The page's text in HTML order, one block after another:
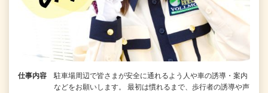
仕事内容
駐車場周辺で皆さまが安全に通れるよう人や車の誘導・案内
などをお願いします。 最初は慣れるまで、歩行者の誘導や声